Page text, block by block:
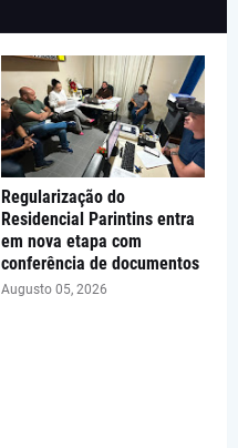
Regularização do
Residencial Parintins entra
em nova etapa com
conferência de documentos
Augusto 05, 2026